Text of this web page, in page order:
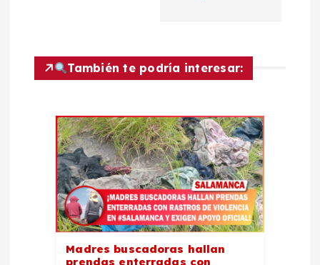
e
También te podría interesar:
Madres buscadoras hallan
prendas enterradas con